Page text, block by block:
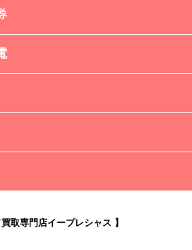
取専門店イープレシャス 】